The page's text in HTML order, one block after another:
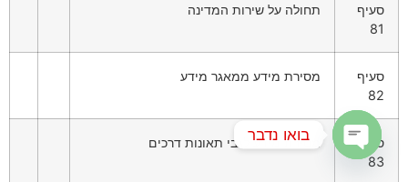
סעיף
81
תחולה על שירות המדינה
סעיף
82
מסירת מידע ממאגר מידע
סעיף
83
מסירת מידע לגבי תאונות דרכים
בואו נדבר